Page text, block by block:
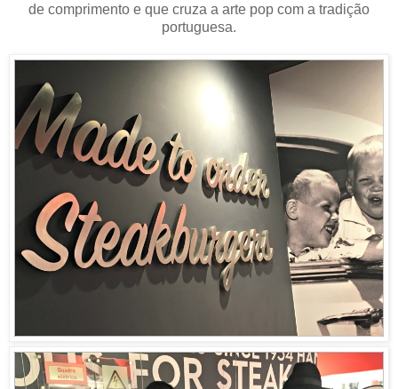
de comprimento e que cruza a arte pop com a tradição
portuguesa.